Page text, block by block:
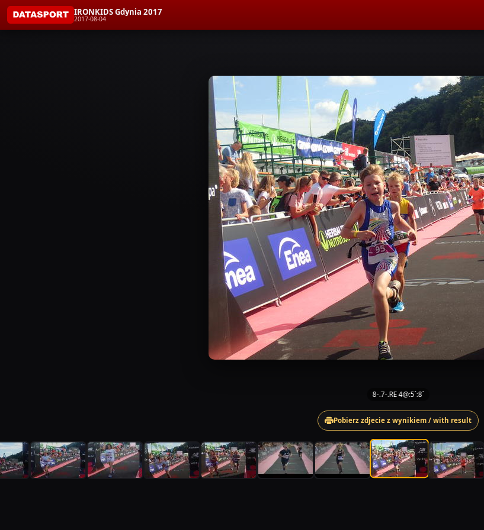
IRONKIDS Gdynia 2017
2017-08-04
8-.7-.RE 4@:5`:8`
Pobierz zdjecie z wynikiem / with result